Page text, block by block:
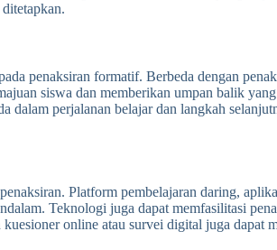
penaksiran formatif. Berbeda dengan
siswa dan memberikan umpan balik
dalam perjalanan belajar dan langkah
Platform pembelajaran daring,
Teknologi juga dapat memfasilitasi
online atau survei digital juga dapat